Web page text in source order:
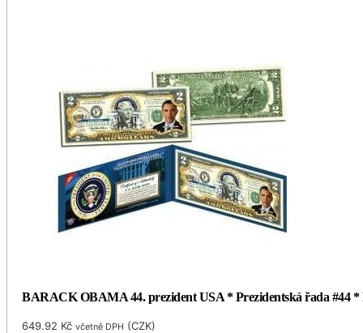
BARACK OBAMA 44. prezident USA * Prezidentská řada #44 *
649.92 Kč včetně DPH (CZK)